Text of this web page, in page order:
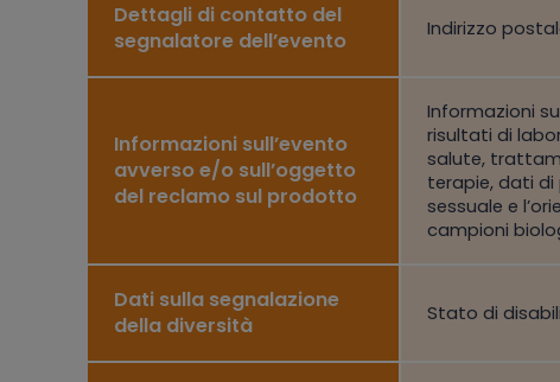
Dettagli di contatto del
segnalatore dell’evento
Indirizzo
Informazioni sull’evento
avverso e/o sull’oggetto
del reclamo sul prodotto
Informazioni
risultati di
salute,
terapie, dati di
sessuale e
campioni
Dati sulla segnalazione
della diversità
Stato di